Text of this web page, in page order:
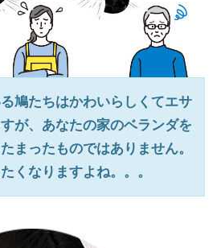
鳩たちはかわいらしくてエサ
が、あなたの家のベランダを
まったものではありません。
くなりますよね。。。